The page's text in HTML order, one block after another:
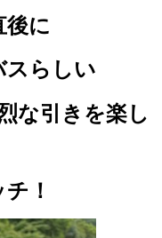
後に
スらしい
な引きを楽し
！